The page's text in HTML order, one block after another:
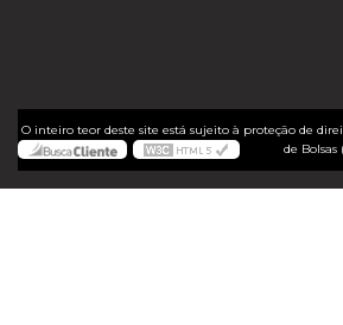
O inteiro teor deste site está sujeito à proteção de
de Bolsas